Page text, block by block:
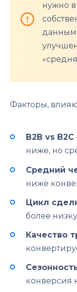
нужно
Факторы,
B2B vs B2C
ниже, но
Средний
ниже
Цикл
более
Качество
конверсия